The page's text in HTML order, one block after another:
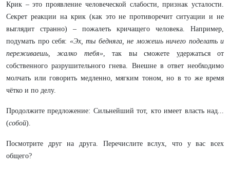
Крик – это проявление человеческой слабости, признак усталости.
Секрет реакции на крик (как это не противоречит ситуации и не
выглядит странно) – пожалеть кричащего человека. Например,
подумать про себя: «Эх, ты бедняга, не можешь ничего поделать и
переживаешь, жалко тебя», так вы сможете удержаться от
собственного разрушительного гнева. Внешне в ответ необходимо
молчать или говорить медленно, мягким тоном, но в то же время
чётко и по делу.
Продолжите предложение: Сильнейший тот, кто имеет власть над...
(собой).
Посмотрите друг на друга. Перечислите вслух, что у вас всех
общего?